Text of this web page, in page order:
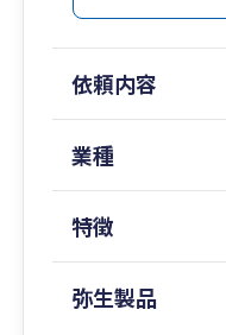
依頼内容
業種
特徴
弥生製品